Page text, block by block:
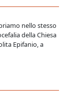
nello stesso
della Chiesa
Epifanio, a